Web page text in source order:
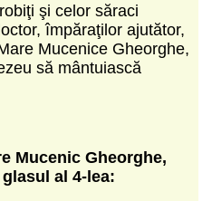
şi celor săraci
împăraţilor ajutător,
Mucenice Gheorghe,
să mântu­iască
Mucenic Gheorghe,
glasul al 4-lea: